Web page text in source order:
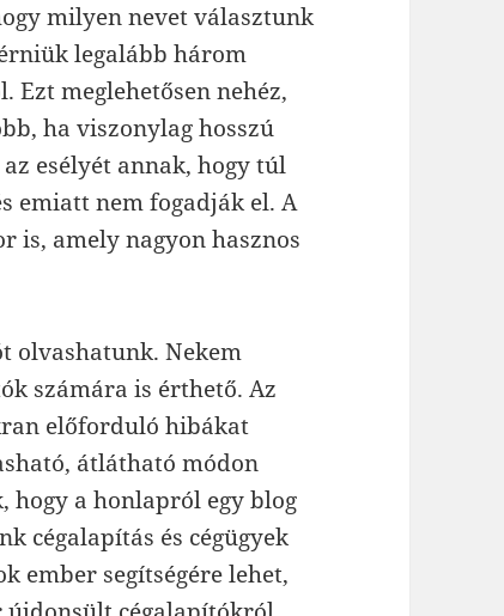
milyen nevet választunk
legalább három
Ezt meglehetősen nehéz,
ha viszonylag hosszú
esélyét annak, hogy túl
emiatt nem fogadják el. A
is, amely nagyon hasznos
olvashatunk. Nekem
számára is érthető. Az
előforduló hibákat
átlátható módon
a honlapról egy blog
cégalapítás és cégügyek
ember segítségére lehet,